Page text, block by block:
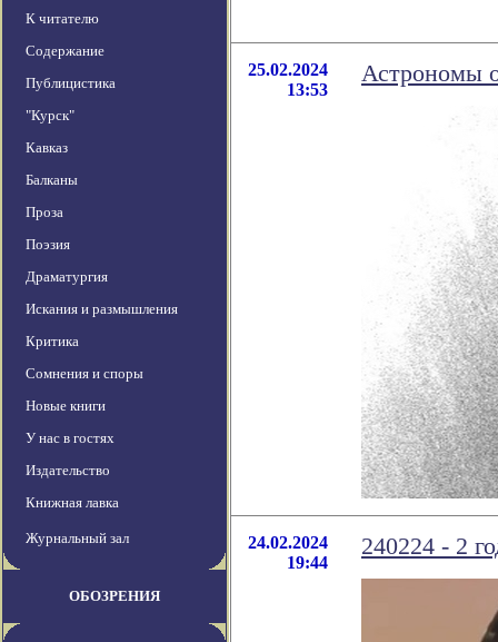
К читателю
Содержание
Публицистика
"Курск"
Кавказ
Балканы
Проза
Поэзия
Драматургия
Искания и размышления
Критика
Сомнения и споры
Новые книги
У нас в гостях
Издательство
Книжная лавка
Журнальный зал
ОБОЗРЕНИЯ
25.02.2024
13:53
Астрономы
24.02.2024
19:44
240224 - 2